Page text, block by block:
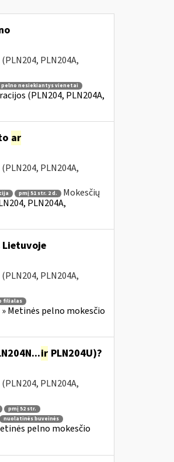
PLN204A,
pelno nesiekiantys vienetai
(PLN204, PLN204A,
ar
PLN204A,
pmį 51 str. 2 d.
Mokesčių
PLN204A,
PLN204A,
filialas
Metinės pelno mokesčio
irPLN204U)?
PLN204A,
pmį 52 str.
nuolatinės buveinės
pelno mokesčio